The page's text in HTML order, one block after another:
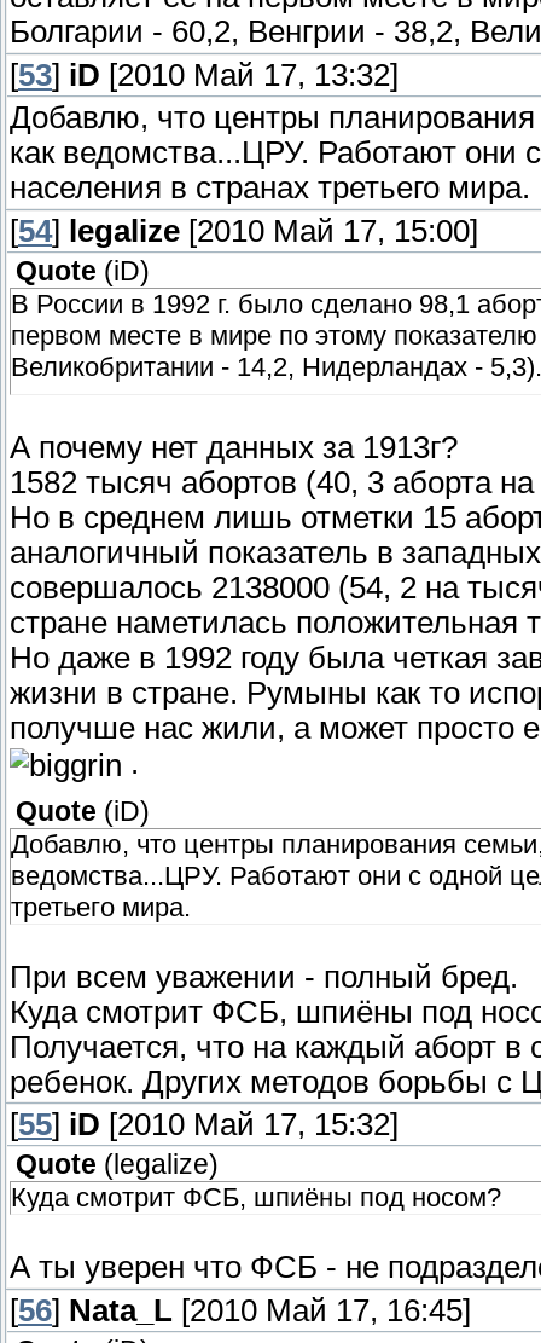
Болгарии - 60,2, Венгрии - 38,2,
[53] iD [2010 Май 17, 13:32]
Добавлю, что центры
как ведомства...ЦРУ. Работают они
населения в странах третьего мира.
[54] legalize [2010 Май 17, 15:00]
Quote (iD)
В России в 1992 г. было сделано 98,1
первом месте в мире по этому
Великобритании - 14,2, Нидерландах - 5,3).
А почему нет данных за 1913г?
1582 тысяч абортов (40, 3 аборта
Но в среднем лишь отметки 15
аналогичный показатель в
совершалось 2138000 (54, 2 на
стране наметилась
Но даже в 1992 году была четкая
жизни в стране. Румыны как то
получше нас жили, а может просто
.
Quote (iD)
Добавлю, что центры планирования
ведомства...ЦРУ. Работают они с одной
третьего мира.
При всем уважении - полный бред.
Куда смотрит ФСБ, шпиёны под
Получается, что на каждый аборт
ребенок. Других методов борьбы с
[55] iD [2010 Май 17, 15:32]
Quote ( legalize)
Куда смотрит ФСБ, шпиёны под носом?
А ты уверен что ФСБ - не
[56] Nata_L [2010 Май 17, 16:45]